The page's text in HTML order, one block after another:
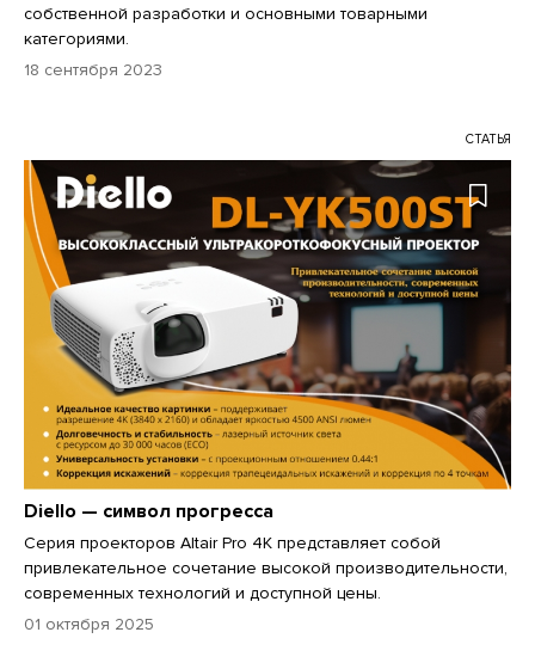
собственной разработки и основными товарными
категориями.
18 сентября 2023
СТАТЬЯ
Diello — символ прогресса
Серия проекторов Altair Pro 4K представляет собой
привлекательное сочетание высокой производительности,
современных технологий и доступной цены.
01 октября 2025